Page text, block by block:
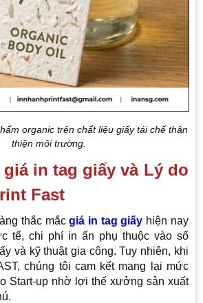
organic trên chất liệu giấy tái chế thân
thiện môi trường.
giá in tag giấy và Lý do
Fast
thắc mắcgiá in tag giấy hiện nay
tế, chi phí in ấn phụ thuộc vào số
và kỹ thuật gia công. Tuy nhiên, khi
chúng tôi cam kết mang lại mức
Start-up nhờ lợi thế xưởng sản xuất